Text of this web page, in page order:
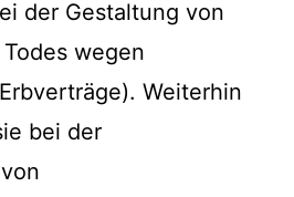
der Gestaltung von
wegen
Weiterhin
bei der